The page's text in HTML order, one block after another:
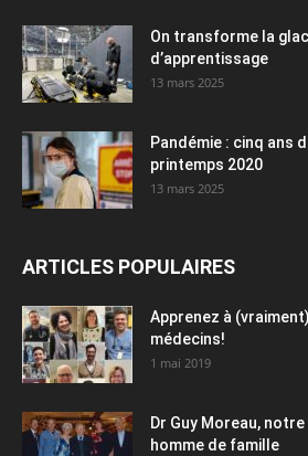
On transforme la
d’apprentissage
13 mars 2025
Pandémie : cinq ans
printemps 2020
13 mars 2025
ARTICLES POPULAIRES
Apprenez à
médecins!
1 mai 2019
Dr Guy Moreau,
homme de famille